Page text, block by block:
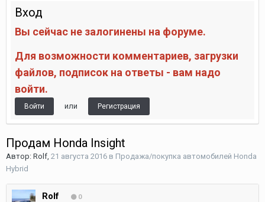
Вход
Вы сейчас не залогинены на форуме.
Для возможности комментариев, загрузки
файлов, подписок на ответы - вам надо
войти.
Войти или Регистрация
Продам Honda Insight
Автор: Rolf, 21 августа 2016 в Продажа/покупка автомобилей Honda
Hybrid
Rolf 0